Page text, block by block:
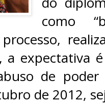
como
a expectativa
de
de 2012,